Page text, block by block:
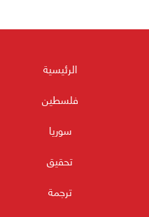
الرئيسية
فلسطين
سوريا
تحقيق
ترجمة